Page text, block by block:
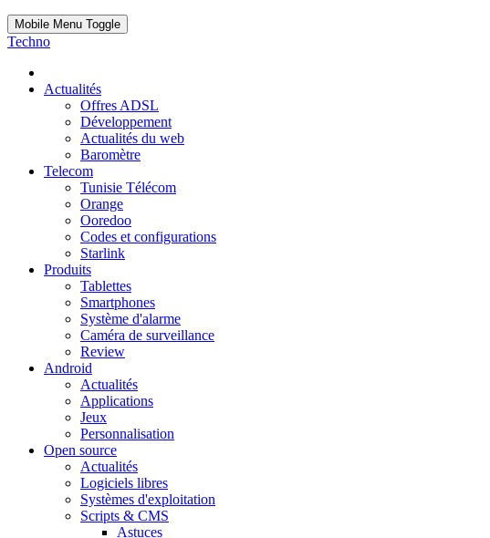
Mobile Menu Toggle
Techno
Actualités
Offres ADSL
Développement
Actualités du web
Baromètre
Telecom
Tunisie Télécom
Orange
Ooredoo
Codes et configurations
Starlink
Produits
Tablettes
Smartphones
Système d'alarme
Caméra de surveillance
Review
Android
Actualités
Applications
Jeux
Personnalisation
Open source
Actualités
Logiciels libres
Systèmes d'exploitation
Scripts & CMS
Astuces